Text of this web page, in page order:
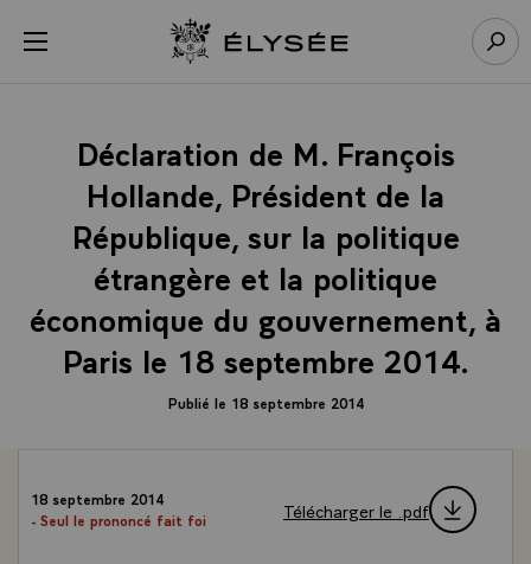
menu Retour à l’accueil Élysée
Déclaration de M. François
Hollande, Président de la
République, sur la politique
étrangère et la politique
économique du gouvernement, à
Paris le 18 septembre 2014.
Publié le 18 septembre 2014
18 septembre 2014
- Seul le prononcé fait foi
Télécharger le .pdf
Panneau de gestion des cookies